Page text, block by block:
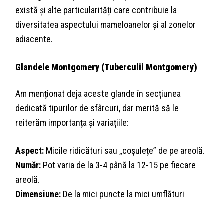
există și alte particularități care contribuie la
diversitatea aspectului mameloanelor și al zonelor
adiacente.
Glandele Montgomery (Tuberculii Montgomery)
Am menționat deja aceste glande în secțiunea
dedicată tipurilor de sfârcuri, dar merită să le
reiterăm importanța și variațiile:
Aspect: Micile ridicături sau „coșulețe” de pe areolă.
Număr: Pot varia de la 3-4 până la 12-15 pe fiecare
areolă.
Dimensiune: De la mici puncte la mici umflături